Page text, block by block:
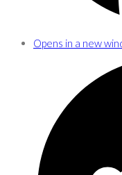
Opens in a new